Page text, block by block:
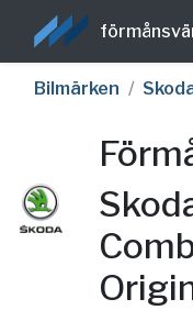
Bilmärken